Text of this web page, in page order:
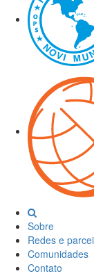
Sobre
Redes e
Comunidades
Contato